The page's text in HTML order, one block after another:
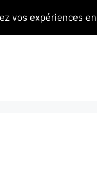
vos expériences